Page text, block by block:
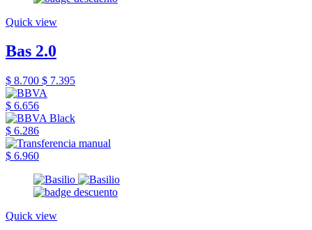
Quick view
Bas 2.0
$ 8.700 $ 7.395
$ 6.656
$ 6.286
$ 6.960
Quick view